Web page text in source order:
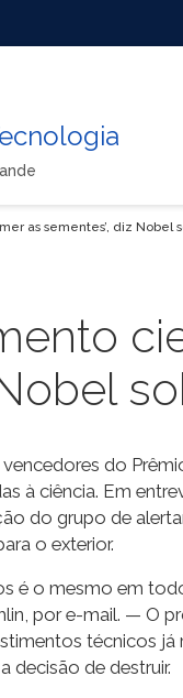
as sementes’, diz Nobel
do
à ciência. Em
do grupo de
o exterior.
é o mesmo em
por e-mail. — O
técnicos
decisão de destruir.